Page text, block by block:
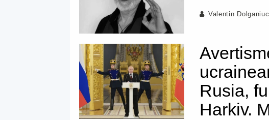
Valentin Dolganiuc
Rusia,
Harkiv.